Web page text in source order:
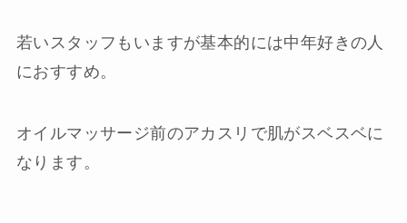
若いスタッフもいますが基本的には中年好きの人
におすすめ。
オイルマッサージ前のアカスリで肌がスベスベに
なります。